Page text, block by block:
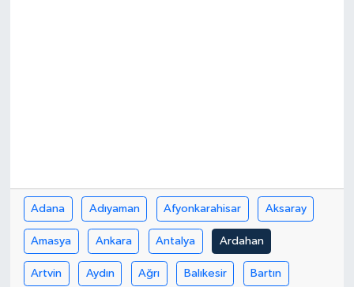
Adana Adıyaman Afyonkarahisar Aksaray
Amasya Ankara Antalya Ardahan
Artvin Aydın Ağrı Balıkesir Bartın